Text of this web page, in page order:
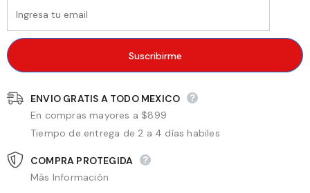
ENVIO GRATIS A TODO MEXICO
En compras mayores a $899
Tiempo de entrega de 2 a 4 días habiles
COMPRA PROTEGIDA
Más Información